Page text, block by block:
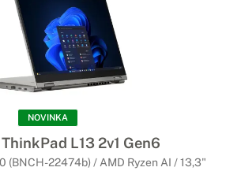
NOVINKA
L13 2v1 Gen6
(BNCH-22474b) / AMD Ryzen AI / 13,3"